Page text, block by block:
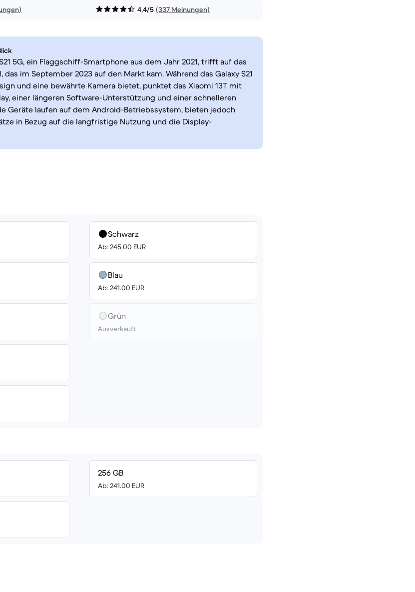
4,4/5 (337 Meinungen)
5G, ein Flaggschiff-Smartphone aus dem Jahr 2021, trifft auf das
das im September 2023 auf den Markt kam. Während das Galaxy S21
und eine bewährte Kamera bietet, punktet das Xiaomi 13T mit
einer längeren Software-Unterstützung und einer schnelleren
Geräte laufen auf dem Android-Betriebssystem, bieten jedoch
in Bezug auf die langfristige Nutzung und die Display-
Schwarz
Ab: 245.00 EUR
Blau
Ab: 241.00 EUR
Grün
Ausverkauft
256 GB
Ab: 241.00 EUR